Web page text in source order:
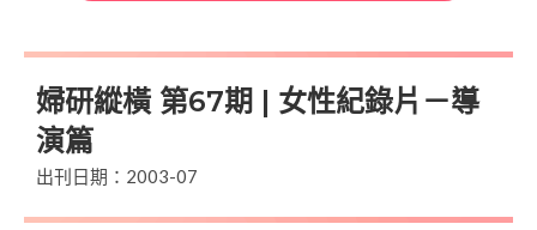
婦研縱橫 第67期 | 女性紀錄片－導
演篇
出刊日期：2003-07